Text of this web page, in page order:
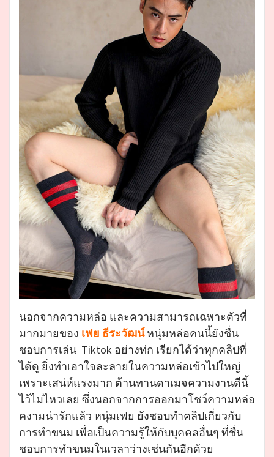
นอกจากความหล่อ และความสามารถเฉพาะตัวที่
มากมายของ เฟย ธีระวัฒน์หนุ่มหล่อคนนี้ยังชื่น
ชอบการเล่น Tiktok อย่างท่ก เรียกได้ว่าทุกคลิปที่
ได้ดู ยิ่งทำเอาใจละลายในความหล่อเข้าไปใหญ่
เพราะเสน่ห์แรงมาก ต้านทานดาเมจความงานดีนี้
ไว้ไม่ไหวเลย ซึ่งนอกจากการออกมาโชว์ความหล่อ
คงามน่ารักแล้ว หนุ่มเฟย ยังชอบทำคลิปเกี่ยวกับ
การทำขนม เพื่อเป็นความรู้ให้กับบุคคลอื่นๆ ที่ชื่น
ชอบการทำขนมในเวลาว่างเช่นกันอีกด้วย